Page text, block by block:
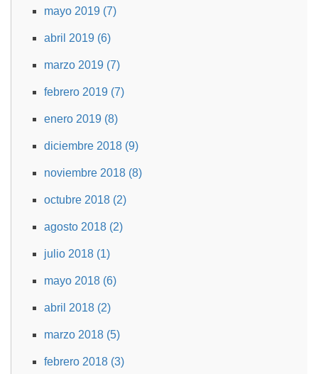
mayo 2019 (7)
abril 2019 (6)
marzo 2019 (7)
febrero 2019 (7)
enero 2019 (8)
diciembre 2018 (9)
noviembre 2018 (8)
octubre 2018 (2)
agosto 2018 (2)
julio 2018 (1)
mayo 2018 (6)
abril 2018 (2)
marzo 2018 (5)
febrero 2018 (3)